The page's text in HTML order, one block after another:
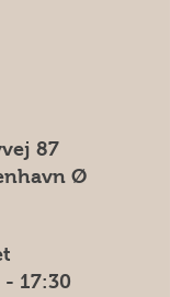
87
Ø
- 17:30